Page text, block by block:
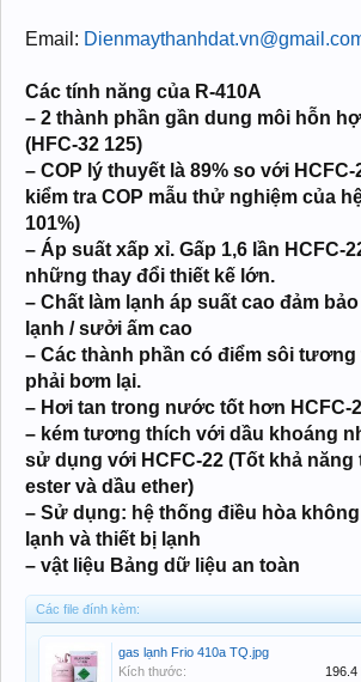
Email:
Các tính năng của R-410A
– 2 thành phần gần dung môi hỗn
(HFC-32 125)
– COP lý thuyết là 89% so với HCFC-
kiểm tra COP mẫu thử nghiệm của
101%)
– Áp suất xấp xỉ. Gấp 1,6 lần HCFC-
những thay đổi thiết kế lớn.
– Chất làm lạnh áp suất cao đảm
lạnh / sưởi ấm cao
– Các thành phần có điểm sôi
phải bơm lại.
– Hơi tan trong nước tốt hơn HCFC-
– kém tương thích với dầu khoáng
sử dụng với HCFC-22 (Tốt khả
ester và dầu ether)
– Sử dụng: hệ thống điều hòa
lạnh và thiết bị lạnh
– vật liệu Bảng dữ liệu an toàn
Các file đính kèm:
gas lạnh Frio 410a TQ.jpg
Kích thước:
196.4